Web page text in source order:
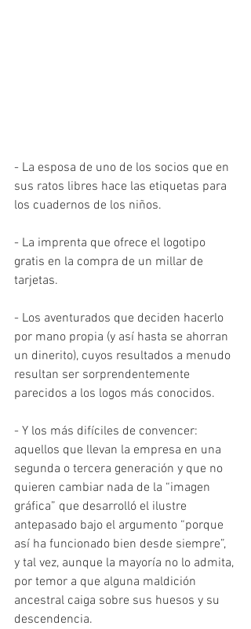
- La esposa de uno de los socios que en
sus ratos libres hace las etiquetas para
los cuadernos de los niños.
- La imprenta que ofrece el logotipo
gratis en la compra de un millar de
tarjetas.
- Los aventurados que deciden hacerlo
por mano propia (y así hasta se ahorran
un dinerito), cuyos resultados a menudo
resultan ser sorprendentemente
parecidos a los logos más conocidos.
- Y los más difíciles de convencer:
aquellos que llevan la empresa en una
segunda o tercera generación y que no
quieren cambiar nada de la “imagen
gráfica” que desarrolló el ilustre
antepasado bajo el argumento “porque
así ha funcionado bien desde siempre”,
y tal vez, aunque la mayoría no lo admita,
por temor a que alguna maldición
ancestral caiga sobre sus huesos y su
descendencia.